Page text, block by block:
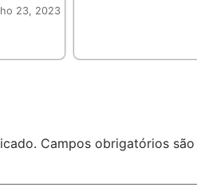
23, 2023
Campos obrigatórios